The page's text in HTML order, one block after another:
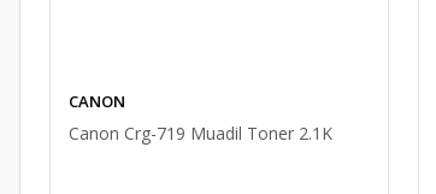
CANON
Canon Crg-719 Muadil Toner 2.1K